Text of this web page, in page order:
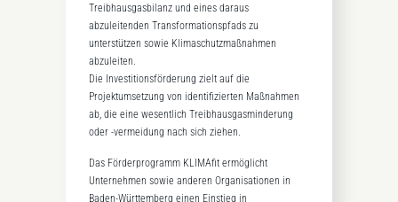
Treibhausgasbilanz und eines daraus
abzuleitenden Transformationspfads zu
unterstützen sowie Klimaschutzmaßnahmen
abzuleiten.
Die Investitionsförderung zielt auf die
Projektumsetzung von identifizierten Maßnahmen
ab, die eine wesentlich Treibhausgasminderung
oder -vermeidung nach sich ziehen.
Das Förderprogramm KLIMAfit ermöglicht
Unternehmen sowie anderen Organisationen in
Baden-Württemberg einen Einstieg in